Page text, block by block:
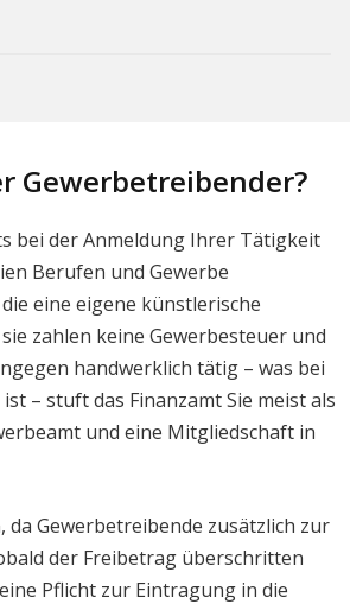
Gewerbetreibender?
bei der Anmeldung Ihrer Tätigkeit
Berufen und Gewerbe
eine eigene künstlerische
zahlen keine Gewerbesteuer und
handwerklich tätig – was bei
– stuft das Finanzamt Sie meist als
und eine Mitgliedschaft in
Gewerbetreibende zusätzlich zur
der Freibetrag überschritten
Pflicht zur Eintragung in die